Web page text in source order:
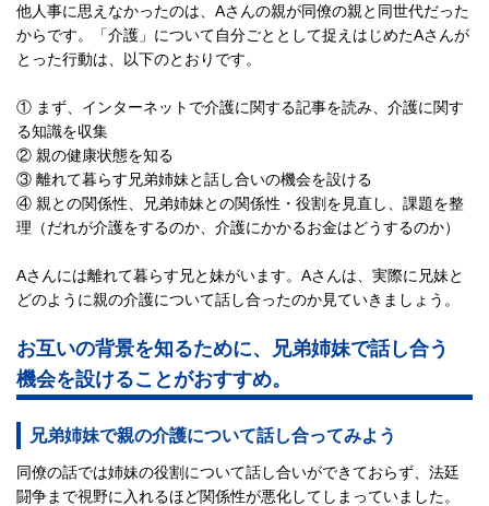
他人事に思えなかったのは、Aさんの親が同僚の親と同世代だった
からです。「介護」について自分ごととして捉えはじめたAさんが
とった行動は、以下のとおりです。
① まず、インターネットで介護に関する記事を読み、介護に関す
る知識を収集
② 親の健康状態を知る
③ 離れて暮らす兄弟姉妹と話し合いの機会を設ける
④ 親との関係性、兄弟姉妹との関係性・役割を見直し、課題を整
理（だれが介護をするのか、介護にかかるお金はどうするのか）
Aさんには離れて暮らす兄と妹がいます。Aさんは、実際に兄妹と
どのように親の介護について話し合ったのか見ていきましょう。
お互いの背景を知るために、兄弟姉妹で話し合う
機会を設けることがおすすめ。
兄弟姉妹で親の介護について話し合ってみよう
同僚の話では姉妹の役割について話し合いができておらず、法廷
闘争まで視野に入れるほど関係性が悪化してしまっていました。